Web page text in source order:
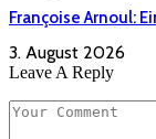
Françoise Arnoul:
3. August 2026
Leave A Reply